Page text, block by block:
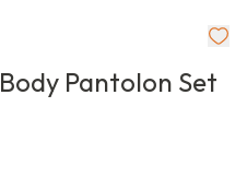
Pantolon Set